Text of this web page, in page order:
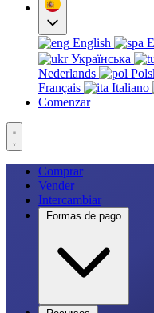
English
Українська
Nederlands
Français
Italiano
Comenzar
Comprar
Vender
Intercambiar
Formas de pago